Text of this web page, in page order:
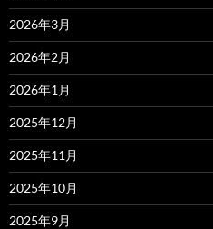
2026年3月
2026年2月
2026年1月
2025年12月
2025年11月
2025年10月
2025年9月